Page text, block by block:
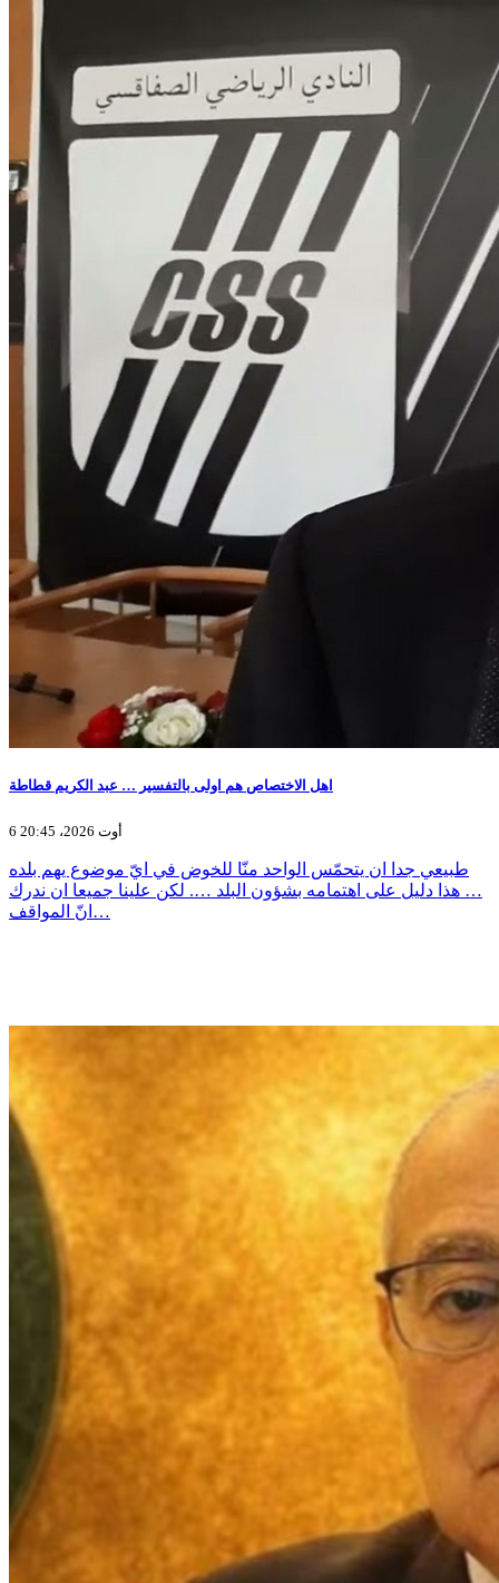
اهل الاختصاص هم اولى بالتفسير … عبد الكريم قطاطة
6 أوت 2026، 20:45
طبيعي جدا ان يتحمّس الواحد منّا للخوض في ايّ موضوع يهم بلده
… هذا دليل على اهتمامه بشؤون البلد …. لكن علينا جميعا ان ندرك
انّ المواقف…